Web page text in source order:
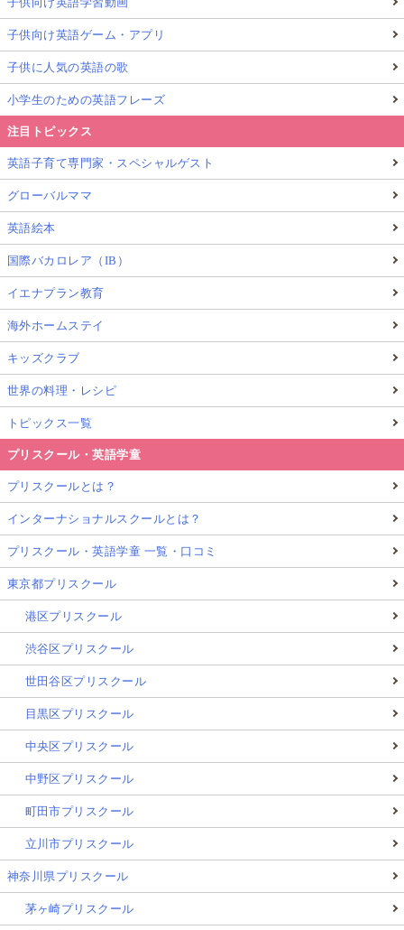
子供向け英語ゲーム・アプリ
子供に人気の英語の歌
小学生のための英語フレーズ
注目トピックス
英語子育て専門家・スペシャルゲスト
グローバルママ
英語絵本
国際バカロレア（IB）
イエナプラン教育
海外ホームステイ
キッズクラブ
世界の料理・レシピ
トピックス一覧
プリスクール・英語学童
プリスクールとは？
インターナショナルスクールとは？
プリスクール・英語学童 一覧・口コミ
東京都プリスクール
港区プリスクール
渋谷区プリスクール
世田谷区プリスクール
目黒区プリスクール
中央区プリスクール
中野区プリスクール
町田市プリスクール
立川市プリスクール
神奈川県プリスクール
茅ヶ崎プリスクール